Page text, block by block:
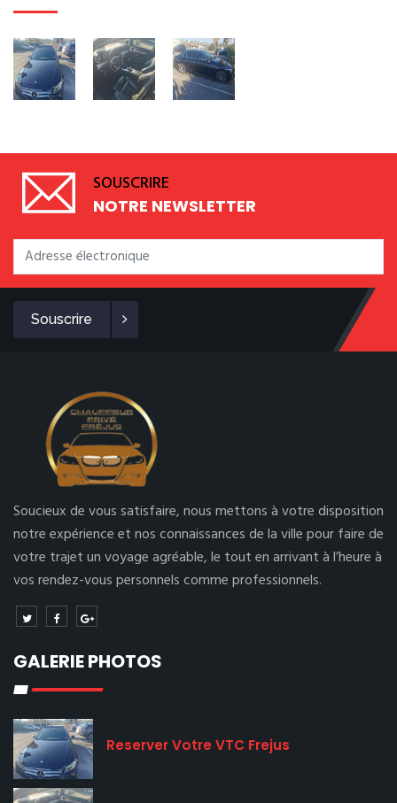
SOUSCRIRE
NOTRE NEWSLETTER
Souscrire
Soucieux de vous satisfaire, nous mettons à votre disposition
notre expérience et nos connaissances de la ville pour faire de
votre trajet un voyage agréable, le tout en arrivant à l’heure à
vos rendez-vous personnels comme professionnels.
GALERIE PHOTOS
Reserver Votre VTC Frejus